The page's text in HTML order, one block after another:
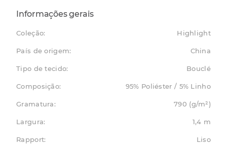
Informações gerais
Coleção: Highlight
País de origem: China
Tipo de tecido: Bouclé
Composição: 95% Poliéster / 5% Linho
Gramatura: 790 (g/m²)
Largura: 1,4 m
Rapport: Liso